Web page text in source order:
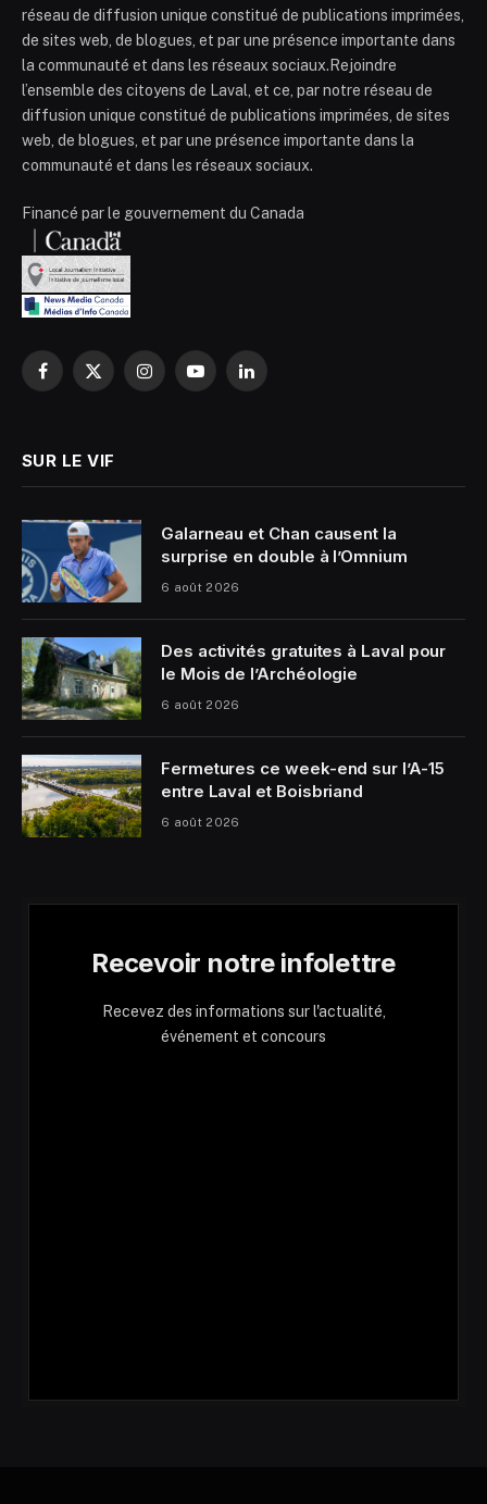
réseau de diffusion unique constitué de publications imprimées,
de sites web, de blogues, et par une présence importante dans
la communauté et dans les réseaux sociaux.Rejoindre
l’ensemble des citoyens de Laval, et ce, par notre réseau de
diffusion unique constitué de publications imprimées, de sites
web, de blogues, et par une présence importante dans la
communauté et dans les réseaux sociaux.
Financé par le gouvernement du Canada
Facebook
X
InstagramYouTubeLinkedIn
SUR LE VIF
Galarneau et Chan causent la
surprise en double à l’Omnium
6 août 2026
Des activités gratuites à Laval pour
le Mois de l’Archéologie
6 août 2026
Fermetures ce week-end sur l’A-15
entre Laval et Boisbriand
6 août 2026
Recevoir notre infolettre
Recevez des informations sur l'actualité,
événement et concours